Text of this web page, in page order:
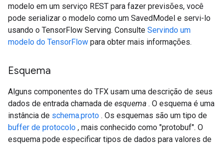
modelo em um serviço REST para fazer previsões, você
pode serializar o modelo como um SavedModel e servi-lo
usando o TensorFlow Serving. Consulte Servindo um
modelo do TensorFlow para obter mais informações.
Esquema
Alguns componentes do TFX usam uma descrição de seus
dados de entrada chamada de esquema . O esquema é uma
instância de schema.proto . Os esquemas são um tipo de
buffer de protocolo , mais conhecido como "protobuf". O
esquema pode especificar tipos de dados para valores de